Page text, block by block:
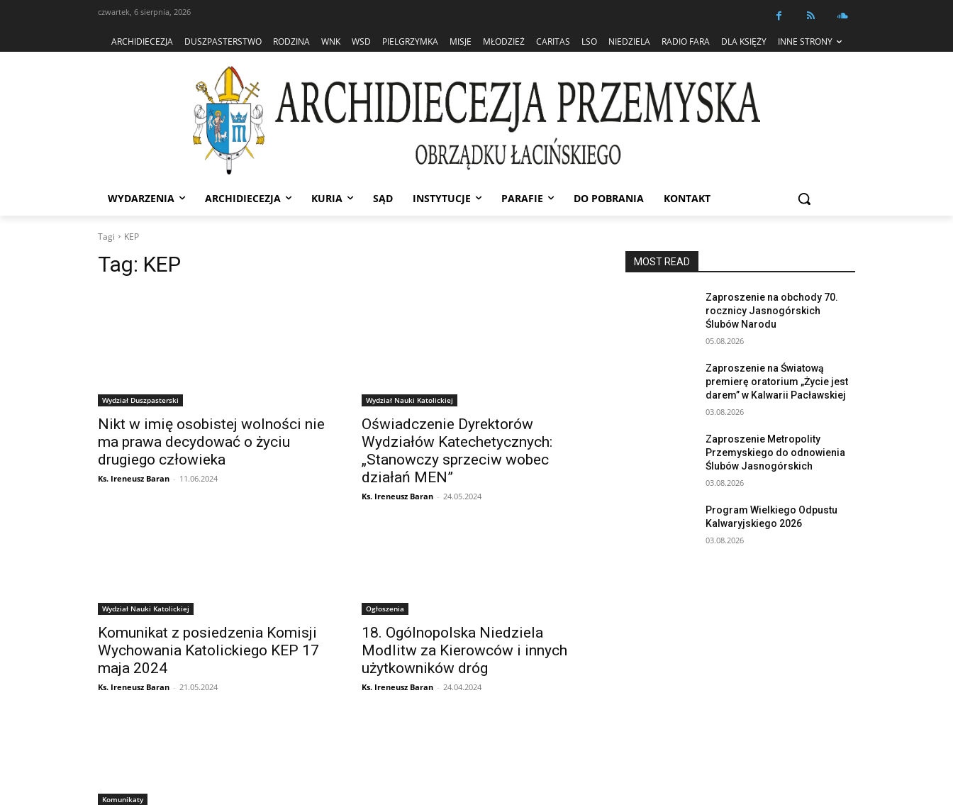
czwartek, 6 sierpnia, 2026
ARCHIDIECEZJA DUSZPASTERSTWO RODZINA WNK WSD PIELGRZYMKA MISJE MŁODZIEŻ CARITAS LSO NIEDZIELA RADIO FARA DLA KSIĘŻY INNE STRONY
WYDARZENIA ARCHIDIECEZJA KURIA SĄD INSTYTUCJE PARAFIE DO POBRANIA KONTAKT
Tagi KEP
Tag: KEP
Wydział Duszpasterski
Nikt w imię osobistej wolności nie
ma prawa decydować o życiu
drugiego człowieka
Ks. Ireneusz Baran - 11.06.2024
Wydział Nauki Katolickiej
Oświadczenie Dyrektorów
Wydziałów Katechetycznych:
„Stanowczy sprzeciw wobec
działań MEN”
Ks. Ireneusz Baran - 24.05.2024
Wydział Nauki Katolickiej
Komunikat z posiedzenia Komisji
Wychowania Katolickiego KEP 17
maja 2024
Ks. Ireneusz Baran - 21.05.2024
Ogłoszenia
18. Ogólnopolska Niedziela
Modlitw za Kierowców i innych
użytkowników dróg
Ks. Ireneusz Baran - 24.04.2024
Komunikaty
MOST READ
Zaproszenie na obchody 70.
rocznicy Jasnogórskich
Ślubów Narodu
05.08.2026
Zaproszenie na Światową
premierę oratorium „Życie jest
darem” w Kalwarii Pacławskiej
03.08.2026
Zaproszenie Metropolity
Przemyskiego do odnowienia
Ślubów Jasnogórskich
03.08.2026
Program Wielkiego Odpustu
Kalwaryjskiego 2026
03.08.2026